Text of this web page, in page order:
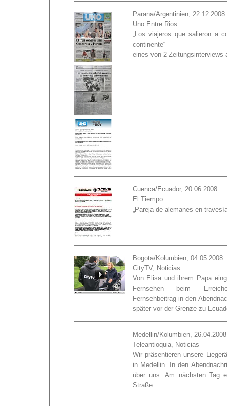
Parana/Argentinien, 22.12.2008
Uno Entre Rios
„Los viajeros que salieron a
continente“
eines von 2 Zeitungsinterviews
Cuenca/Ecuador, 20.06.2008
El Tiempo
„Pareja de alemanes en
Bogota/Kolumbien, 04.05.2008
CityTV, Noticias
Von Elisa und ihrem Papa
Fernsehen beim
Fernsehbeitrag in den
später vor der Grenze zu
Medellin/Kolumbien, 26.04.2008
Teleantioquia, Noticias
Wir präsentieren unsere
in Medellin. In den
über uns. Am nächsten Tag
Straße.